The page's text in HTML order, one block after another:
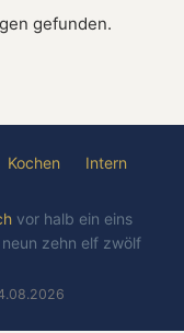
gefunden.
Kochen Intern
vor halb ein eins
neun zehn elf zwölf